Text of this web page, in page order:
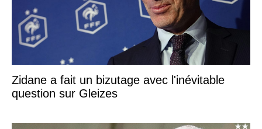
Zidane a fait un bizutage avec l'inévitable
question sur Gleizes